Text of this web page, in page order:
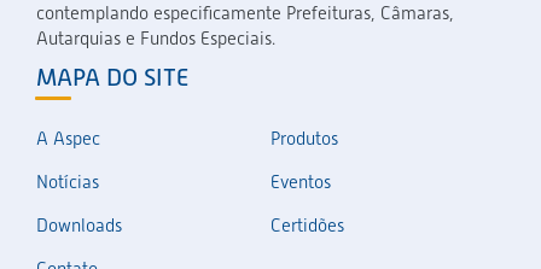
contemplando especificamente Prefeituras, Câmaras,
Autarquias e Fundos Especiais.
MAPA DO SITE
A Aspec
Produtos
Notícias
Eventos
Downloads
Certidões